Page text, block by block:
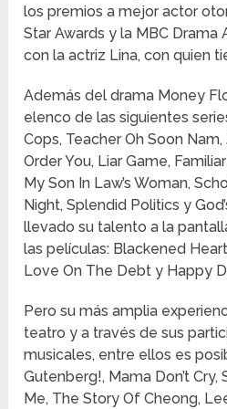
los premios a mejor actor
Star Awards y la MBC Drama
con la actriz Lina, con quien
Además del drama Money
elenco de las siguientes
Cops, Teacher Oh Soon Nam,
Order You, Liar Game,
My Son In Law’s Woman,
Night, Splendid Politics y
llevado su talento a la
las películas: Blackened
Love On The Debt y Happy
Pero su más amplia
teatro y a través de sus
musicales, entre ellos es
Gutenberg!, Mama Don’t
Me, The Story Of Cheong,